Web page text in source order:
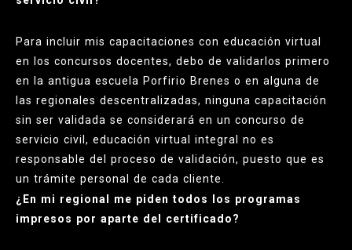
Para incluir mis capacitaciones con educación virtual
en los concursos docentes, debo de validarlos primero
en la antigua escuela Porfirio Brenes o en alguna de
las regionales descentralizadas, ninguna capacitación
sin ser validada se considerará en un concurso de
servicio civil, educación virtual integral no es
responsable del proceso de validación, puesto que es
un trámite personal de cada cliente.
¿En mi regional me piden todos los programas
impresos por aparte del certificado?